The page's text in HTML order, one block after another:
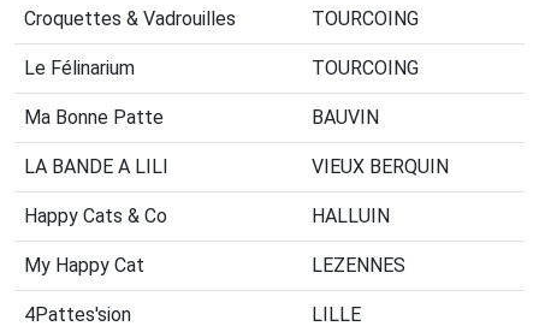
Croquettes & Vadrouilles TOURCOING
Le Félinarium TOURCOING
Ma Bonne Patte BAUVIN
LA BANDE A LILI VIEUX BERQUIN
Happy Cats & Co HALLUIN
My Happy Cat LEZENNES
4Pattes'sion LILLE